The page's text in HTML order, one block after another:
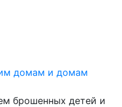
брошенных детей и